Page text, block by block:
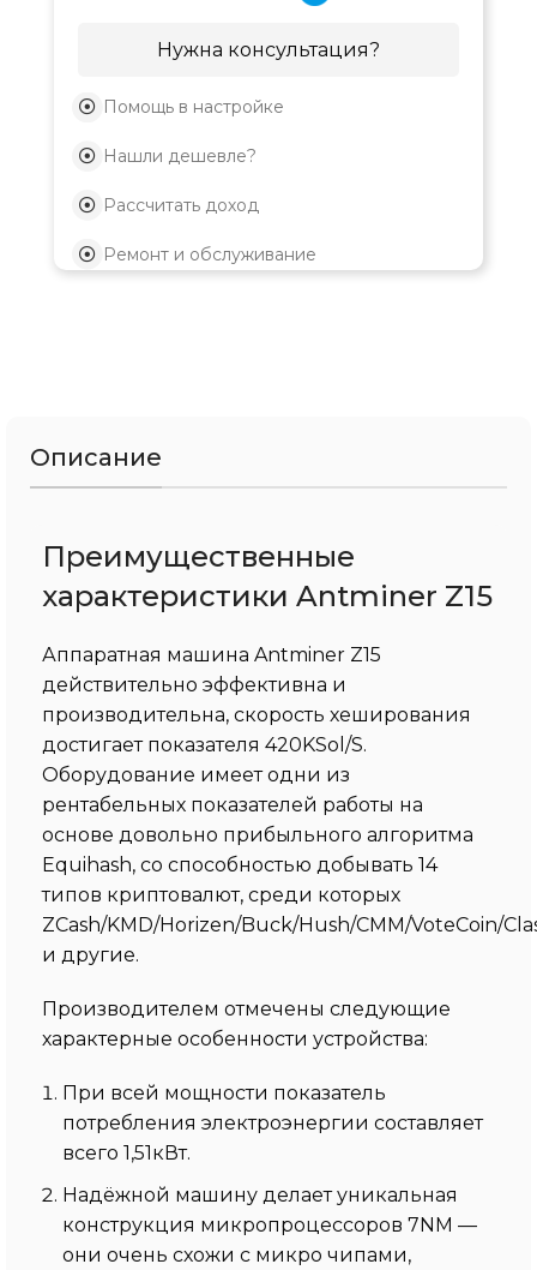
Нужна консультация?
Помощь в настройке
Нашли дешевле?
Рассчитать доход
Ремонт и обслуживание
Описание
Преимущественные
характеристики Antminer Z15
Аппаратная машина Antminer Z15
действительно эффективна и
производительна, скорость хеширования
достигает показателя 420KSol/S.
Оборудование имеет одни из
рентабельных показателей работы на
основе довольно прибыльного алгоритма
Equihash, со способностью добывать 14
типов криптовалют, среди которых
ZCash/KMD/Horizen/Buck/Hush/CMM/VoteCoin/
и другие.
Производителем отмечены следующие
характерные особенности устройства:
При всей мощности показатель
потребления электроэнергии составляет
всего 1,51кВт.
Надёжной машину делает уникальная
конструкция микропроцессоров 7NM —
они очень схожи с микро чипами,